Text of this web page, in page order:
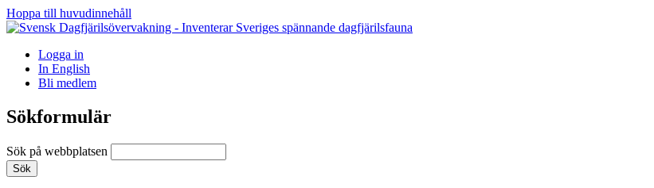
Hoppa till huvudinnehåll
Logga in
In English
Bli medlem
Sökformulär
Sök på webbplatsen